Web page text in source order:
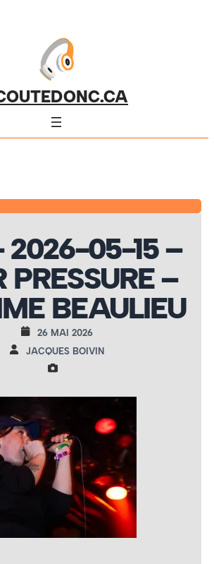
2026-05-15 –
PRESSURE –
BEAULIEU
26 MAI 2026
JACQUES BOIVIN